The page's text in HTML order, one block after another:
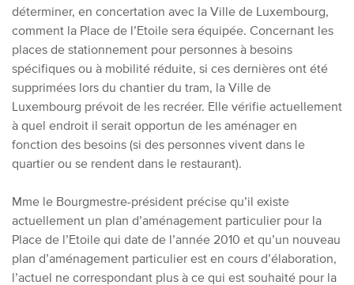
déterminer, en concertation avec la Ville de Luxembourg,
comment la Place de l’Etoile sera équipée. Concernant les
places de stationnement pour personnes à besoins
spécifiques ou à mobilité réduite, si ces dernières ont été
supprimées lors du chantier du tram, la Ville de
Luxembourg prévoit de les recréer. Elle vérifie actuellement
à quel endroit il serait opportun de les aménager en
fonction des besoins (si des personnes vivent dans le
quartier ou se rendent dans le restaurant).
Mme le Bourgmestre-président précise qu’il existe
actuellement un plan d’aménagement particulier pour la
Place de l’Etoile qui date de l’année 2010 et qu’un nouveau
plan d’aménagement particulier est en cours d’élaboration,
l’actuel ne correspondant plus à ce qui est souhaité pour la